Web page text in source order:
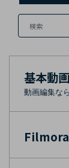
サポート
カスタマーサ
検索
基本動
動画編集な